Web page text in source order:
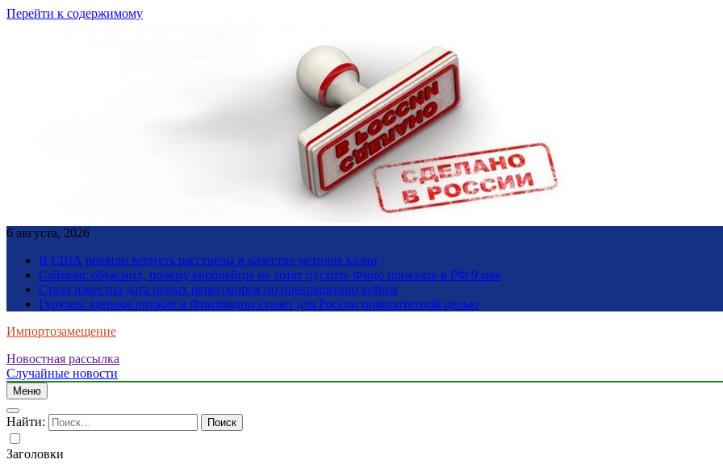
Перейти к содержимому
6 августа, 2026
В США решили вернуть расстрелы в качестве методов казни
Саймонс объяснил, почему европейцы не хотят пустить Фицо приехать в РФ 9 мая
Стала известна дата новых переговоров по прекращению войны
Гурулев: ядерное оружие в Финляндии станет для России приоритетной целью
Импортозамещение
Новостная рассылка
Случайные новости
Меню
Найти:
Заголовки